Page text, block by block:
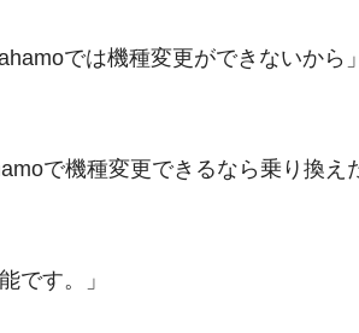
では機種変更ができないから
で機種変更できるなら乗り換え
です。」